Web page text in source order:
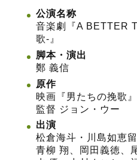
公演名称
音楽劇『A BETTER
歌-』
脚本・演出
鄭 義信
原作
映画『男たちの挽歌』
監督 ジョン・ウー
出演
松倉海斗・川島如恵留
青柳 翔、岡田義徳、